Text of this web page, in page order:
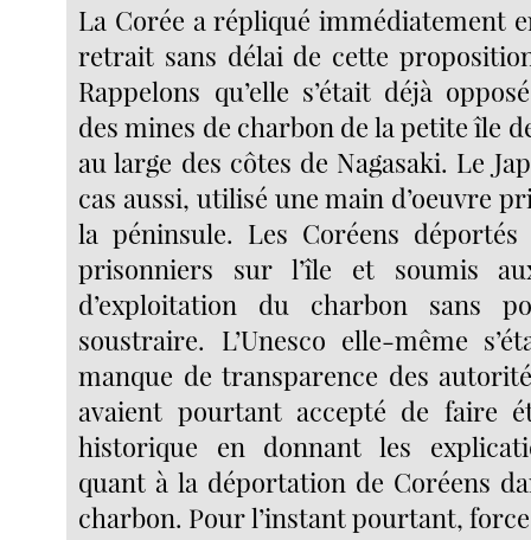
La Corée a répliqué immédiatement
retrait sans délai de cette
Rappelons qu’elle s’était déjà
des mines de charbon de la petite île
au large des côtes de Nagasaki. Le
cas aussi, utilisé une main d’oeuvre
la péninsule. Les Coréens
prisonniers sur l’île et soumis
d’exploitation du charbon sans
soustraire. L’Unesco elle-même
manque de transparence des
avaient pourtant accepté de faire
historique en donnant les
quant à la déportation de Coréens
charbon. Pour l’instant pourtant,